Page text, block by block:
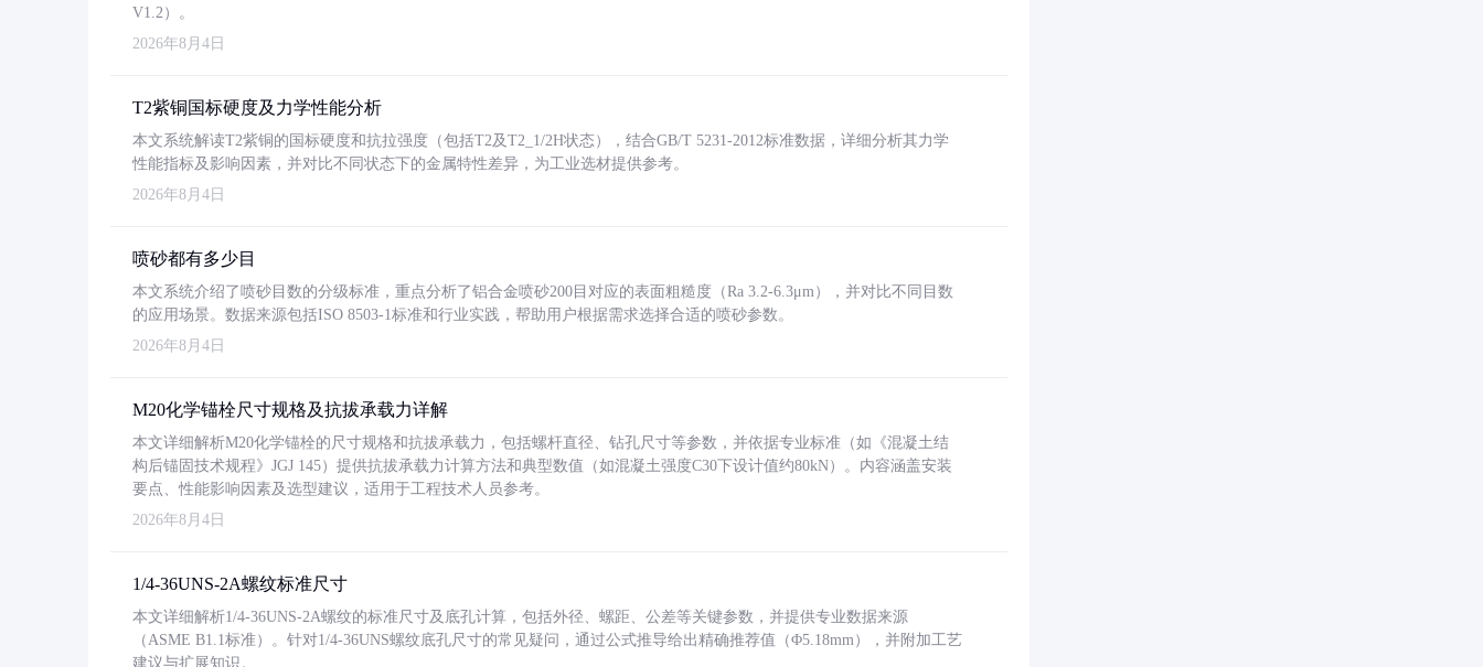
V1.2）。
2026年8月4日
T2紫铜国标硬度及力学性能分析
本文系统解读T2紫铜的国标硬度和抗拉强度（包括T2及T2_1/2H状态），结合GB/T 5231-2012标准数据，详细分析其力学
性能指标及影响因素，并对比不同状态下的金属特性差异，为工业选材提供参考。
2026年8月4日
喷砂都有多少目
本文系统介绍了喷砂目数的分级标准，重点分析了铝合金喷砂200目对应的表面粗糙度（Ra 3.2-6.3μm），并对比不同目数
的应用场景。数据来源包括ISO 8503-1标准和行业实践，帮助用户根据需求选择合适的喷砂参数。
2026年8月4日
M20化学锚栓尺寸规格及抗拔承载力详解
本文详细解析M20化学锚栓的尺寸规格和抗拔承载力，包括螺杆直径、钻孔尺寸等参数，并依据专业标准（如《混凝土结
构后锚固技术规程》JGJ 145）提供抗拔承载力计算方法和典型数值（如混凝土强度C30下设计值约80kN）。内容涵盖安装
要点、性能影响因素及选型建议，适用于工程技术人员参考。
2026年8月4日
1/4-36UNS-2A螺纹标准尺寸
本文详细解析1/4-36UNS-2A螺纹的标准尺寸及底孔计算，包括外径、螺距、公差等关键参数，并提供专业数据来源
（ASME B1.1标准）。针对1/4-36UNS螺纹底孔尺寸的常见疑问，通过公式推导给出精确推荐值（Φ5.18mm），并附加工艺
建议与扩展知识。